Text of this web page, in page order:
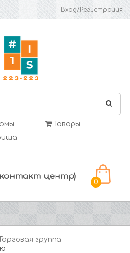
Вход/Регистрация
Товары
(контакт центр)
0
группа